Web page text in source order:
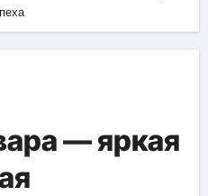
— яркая